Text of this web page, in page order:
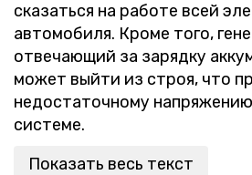
сказаться на работе всей
автомобиля. Кроме того,
отвечающий за зарядку
может выйти из строя, что
недостаточному
системе.
Показать весь текст